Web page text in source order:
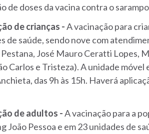
de doses da vacina contra o
de crianças -A vacinação para
de saúde, sendo nove com
José Mauro Ceratti Lopes,
Carlos e Tristeza). A unidade
das 9h às 15h. Haverá
de adultos -A vacinação para a
João Pessoa e em 23 unidades de